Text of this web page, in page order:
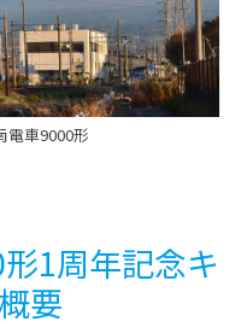
電車9000形
形1周年記念キ
要